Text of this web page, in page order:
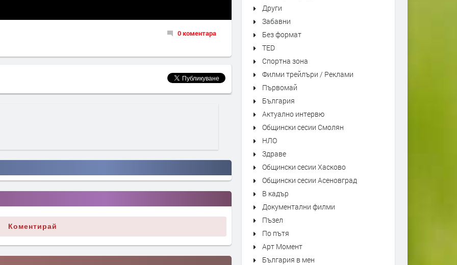
0 коментара
Коментирай
Други
Забавни
Без формат
TED
Спортна зона
Филми трейлъри / Реклами
Първомай
България
Актуално интервю
Общински сесии Смолян
НЛО
Здраве
Общински сесии Хасково
Общински сесии Асеновград
В кадър
Документални филми
Пъзел
По пътя
Арт Момент
България в мен